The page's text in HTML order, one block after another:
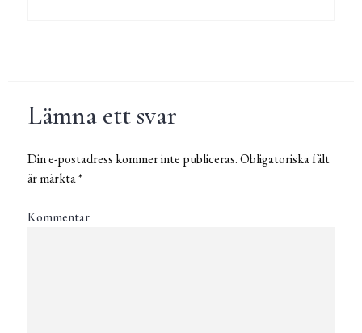
Lämna ett svar
Din e-postadress kommer inte publiceras.Obligatoriska fält
är märkta*
Kommentar